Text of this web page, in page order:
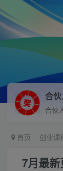
合
合伙
首页 创业课
7月最